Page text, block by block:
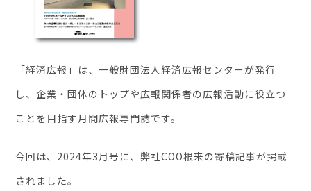
セミナー・イベント
ニュース
ミッション
経営チーム
「経済広報」は、一般財団法人経済広報センターが発行
し、企業・団体のトップや広報関係者の広報活動に役立つ
ことを目指す月間広報専門誌です。
今回は、2024年3月号に、弊社COO根来の寄稿記事が掲載
されました。